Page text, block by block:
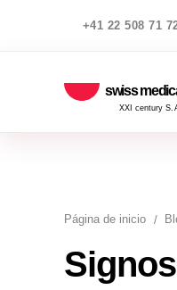
+41 22 508 71
swiss
XXI century
Página de inicio